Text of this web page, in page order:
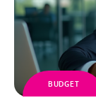
BUDGET